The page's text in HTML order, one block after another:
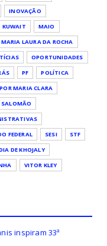
INOVAÇÃO
KUWAIT
MAIO
LAURA DA ROCHA
OPORTUNIDADES
PF
POLÍTICA
POR MARIA CLARA
SALOMÃO
FEDERAL SESI
STF
DE KHOJALY
VITOR KLEY
inspiram 33ª